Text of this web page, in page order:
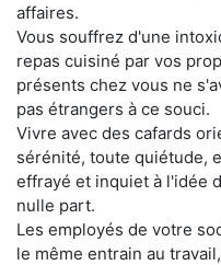
affaires.
Vous souffrez d'une
repas cuisiné par vos
présents chez vous ne
pas étrangers à ce souci.
Vivre avec des cafards
sérénité, toute quiétude,
effrayé et inquiet à l'idée
nulle part.
Les employés de votre
le même entrain au